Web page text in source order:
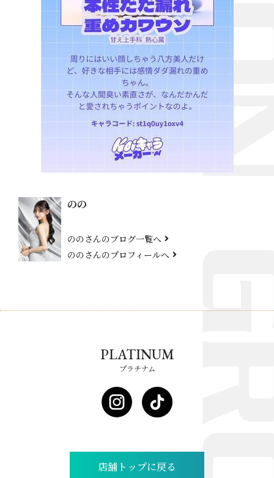
のの
ののさんのブログ一覧へ
ののさんのプロフィールへ
PLATINUM
プラチナム
店舗トップに戻る